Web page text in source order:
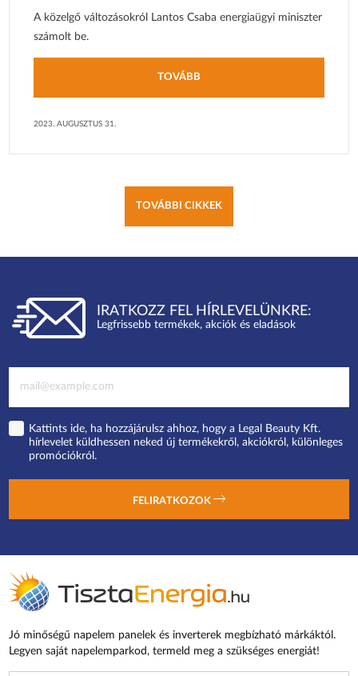
A közelgő változásokról Lantos Csaba energiaügyi miniszter
számolt be.
TOVÁBB
2023. AUGUSZTUS 31.
TOVÁBBI CIKKEK
IRATKOZZ FEL HÍRLEVELÜNKRE:
Legfrissebb termékek, akciók és eladások
Kattints ide, ha hozzájárulsz ahhoz, hogy a Legal Beauty Kft.
hírlevelet küldhessen neked új termékekről, akciókról, különleges
promóciókról.
FELIRATKOZOK
Jó minőségű napelem panelek és inverterek megbízható márkáktól.
Legyen saját napelemparkod, termeld meg a szükséges energiát!